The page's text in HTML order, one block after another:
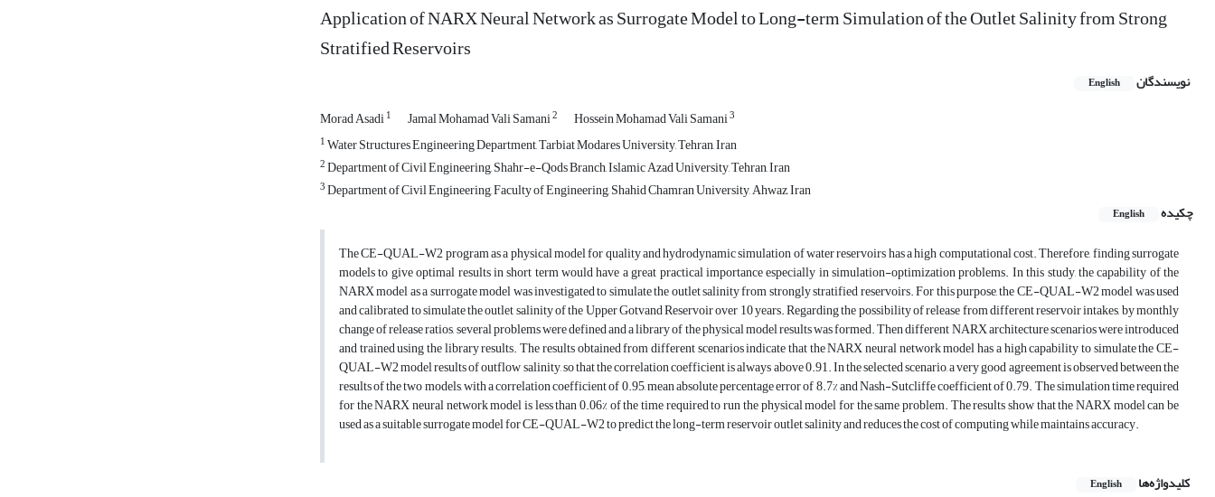
Application of NARX Neural Network as Surrogate Model to Long-term Simulation of the Outlet Salinity from Strong
Stratified Reservoirs
نویسندگان English
Morad Asadi1 Jamal Mohamad Vali Samani2 Hossein Mohamad Vali Samani3
1Water Structures Engineering Department, Tarbiat Modares University, Tehran, Iran
2Department of Civil Engineering, Shahr-e-Qods Branch, Islamic Azad University, Tehran, Iran
3Department of Civil Engineering, Faculty of Engineering, Shahid Chamran University, Ahwaz, Iran
چکیده
English
The CE-QUAL-W2 program as a physical model for quality and hydrodynamic simulation of water reservoirs has a high computational cost. Therefore, finding surrogate
models to give optimal results in short term would have a great practical importance especially in simulation-optimization problems. In this study, the capability of the
NARX model as a surrogate model was investigated to simulate the outlet salinity from strongly stratified reservoirs. For this purpose, the CE-QUAL-W2 model was used
and calibrated to simulate the outlet salinity of the Upper Gotvand Reservoir over 10 years. Regarding the possibility of release from different reservoir intakes, by monthly
change of release ratios, several problems were defined and a library of the physical model results was formed. Then different NARX architecture scenarios were introduced
and trained using the library results. The results obtained from different scenarios indicate that the NARX neural network model has a high capability to simulate the CE-
QUAL-W2 model results of outflow salinity, so that the correlation coefficient is always above 0.91. In the selected scenario, a very good agreement is observed between the
results of the two models, with a correlation coefficient of 0.95, mean absolute percentage error of 8.7% and Nash-Sutcliffe coefficient of 0.79. The simulation time required
for the NARX neural network model is less than 0.06% of the time required to run the physical model for the same problem. The results show that the NARX model can be
used as a suitable surrogate model for CE-QUAL-W2 to predict the long-term reservoir outlet salinity and reduces the cost of computing while maintains accuracy.
کلیدواژه‌ها English